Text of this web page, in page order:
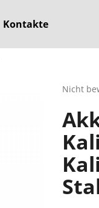
Kontakte
Die
ist
0,0
von
5
Sternen.
Nicht